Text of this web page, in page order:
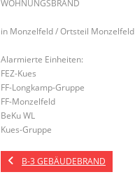
WOHNUNGSBRAND
in Monzelfeld / Ortsteil Monzelfeld
Alarmierte Einheiten:
FEZ-Kues
FF-Longkamp-Gruppe
FF-Monzelfeld
BeKu WL
Kues-Gruppe
B-3 GEBÄUDEBRAND